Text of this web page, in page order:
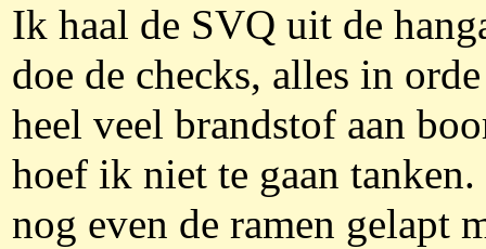
Ik haal de SVQ uit de
doe de checks, alles in
heel veel brandstof aan
hoef ik niet te gaan
nog even de ramen gelapt